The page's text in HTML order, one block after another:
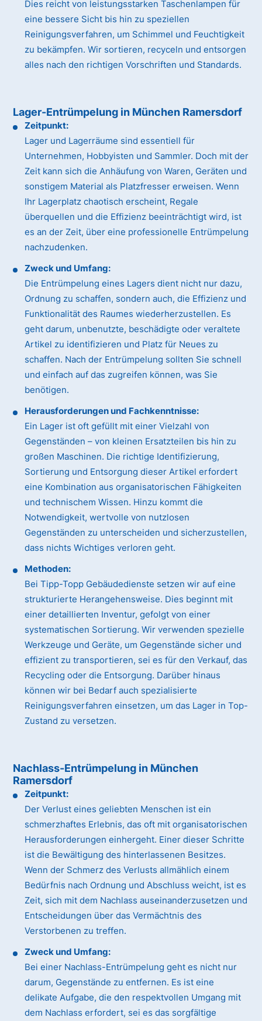
Dies reicht von leistungsstarken Taschenlampen für
eine bessere Sicht bis hin zu speziellen
Reinigungsverfahren, um Schimmel und Feuchtigkeit
zu bekämpfen. Wir sortieren, recyceln und entsorgen
alles nach den richtigen Vorschriften und Standards.
Lager-Entrümpelung in München Ramersdorf
Zeitpunkt:
Lager und Lagerräume sind essentiell für
Unternehmen, Hobbyisten und Sammler. Doch mit der
Zeit kann sich die Anhäufung von Waren, Geräten und
sonstigem Material als Platzfresser erweisen. Wenn
Ihr Lagerplatz chaotisch erscheint, Regale
überquellen und die Effizienz beeinträchtigt wird, ist
es an der Zeit, über eine professionelle Entrümpelung
nachzudenken.
Zweck und Umfang:
Die Entrümpelung eines Lagers dient nicht nur dazu,
Ordnung zu schaffen, sondern auch, die Effizienz und
Funktionalität des Raumes wiederherzustellen. Es
geht darum, unbenutzte, beschädigte oder veraltete
Artikel zu identifizieren und Platz für Neues zu
schaffen. Nach der Entrümpelung sollten Sie schnell
und einfach auf das zugreifen können, was Sie
benötigen.
Herausforderungen und Fachkenntnisse:
Ein Lager ist oft gefüllt mit einer Vielzahl von
Gegenständen – von kleinen Ersatzteilen bis hin zu
großen Maschinen. Die richtige Identifizierung,
Sortierung und Entsorgung dieser Artikel erfordert
eine Kombination aus organisatorischen Fähigkeiten
und technischem Wissen. Hinzu kommt die
Notwendigkeit, wertvolle von nutzlosen
Gegenständen zu unterscheiden und sicherzustellen,
dass nichts Wichtiges verloren geht.
Methoden:
Bei Tipp-Topp Gebäudedienste setzen wir auf eine
strukturierte Herangehensweise. Dies beginnt mit
einer detaillierten Inventur, gefolgt von einer
systematischen Sortierung. Wir verwenden spezielle
Werkzeuge und Geräte, um Gegenstände sicher und
effizient zu transportieren, sei es für den Verkauf, das
Recycling oder die Entsorgung. Darüber hinaus
können wir bei Bedarf auch spezialisierte
Reinigungsverfahren einsetzen, um das Lager in Top-
Zustand zu versetzen.
Nachlass-Entrümpelung in München
Ramersdorf
Zeitpunkt:
Der Verlust eines geliebten Menschen ist ein
schmerzhaftes Erlebnis, das oft mit organisatorischen
Herausforderungen einhergeht. Einer dieser Schritte
ist die Bewältigung des hinterlassenen Besitzes.
Wenn der Schmerz des Verlusts allmählich einem
Bedürfnis nach Ordnung und Abschluss weicht, ist es
Zeit, sich mit dem Nachlass auseinanderzusetzen und
Entscheidungen über das Vermächtnis des
Verstorbenen zu treffen.
Zweck und Umfang:
Bei einer Nachlass-Entrümpelung geht es nicht nur
darum, Gegenstände zu entfernen. Es ist eine
delikate Aufgabe, die den respektvollen Umgang mit
dem Nachlass erfordert, sei es das sorgfältige